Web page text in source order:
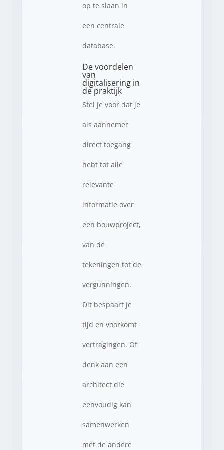
op te slaan in
een centrale
database.
De voordelen
van
digitalisering in
de praktijk
Stel je voor dat je
als aannemer
direct toegang
hebt tot alle
relevante
informatie over
een bouwproject,
van de
tekeningen tot de
vergunningen.
Dit bespaart je
tijd en voorkomt
vertragingen. Of
denk aan een
architect die
eenvoudig kan
samenwerken
met de andere